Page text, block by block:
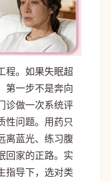
程。如果失眠超
第一步不是奔向
诊做一次系统评
性问题。用药只
离蓝光、练习腹
回家的正路。实
指导下，选对类